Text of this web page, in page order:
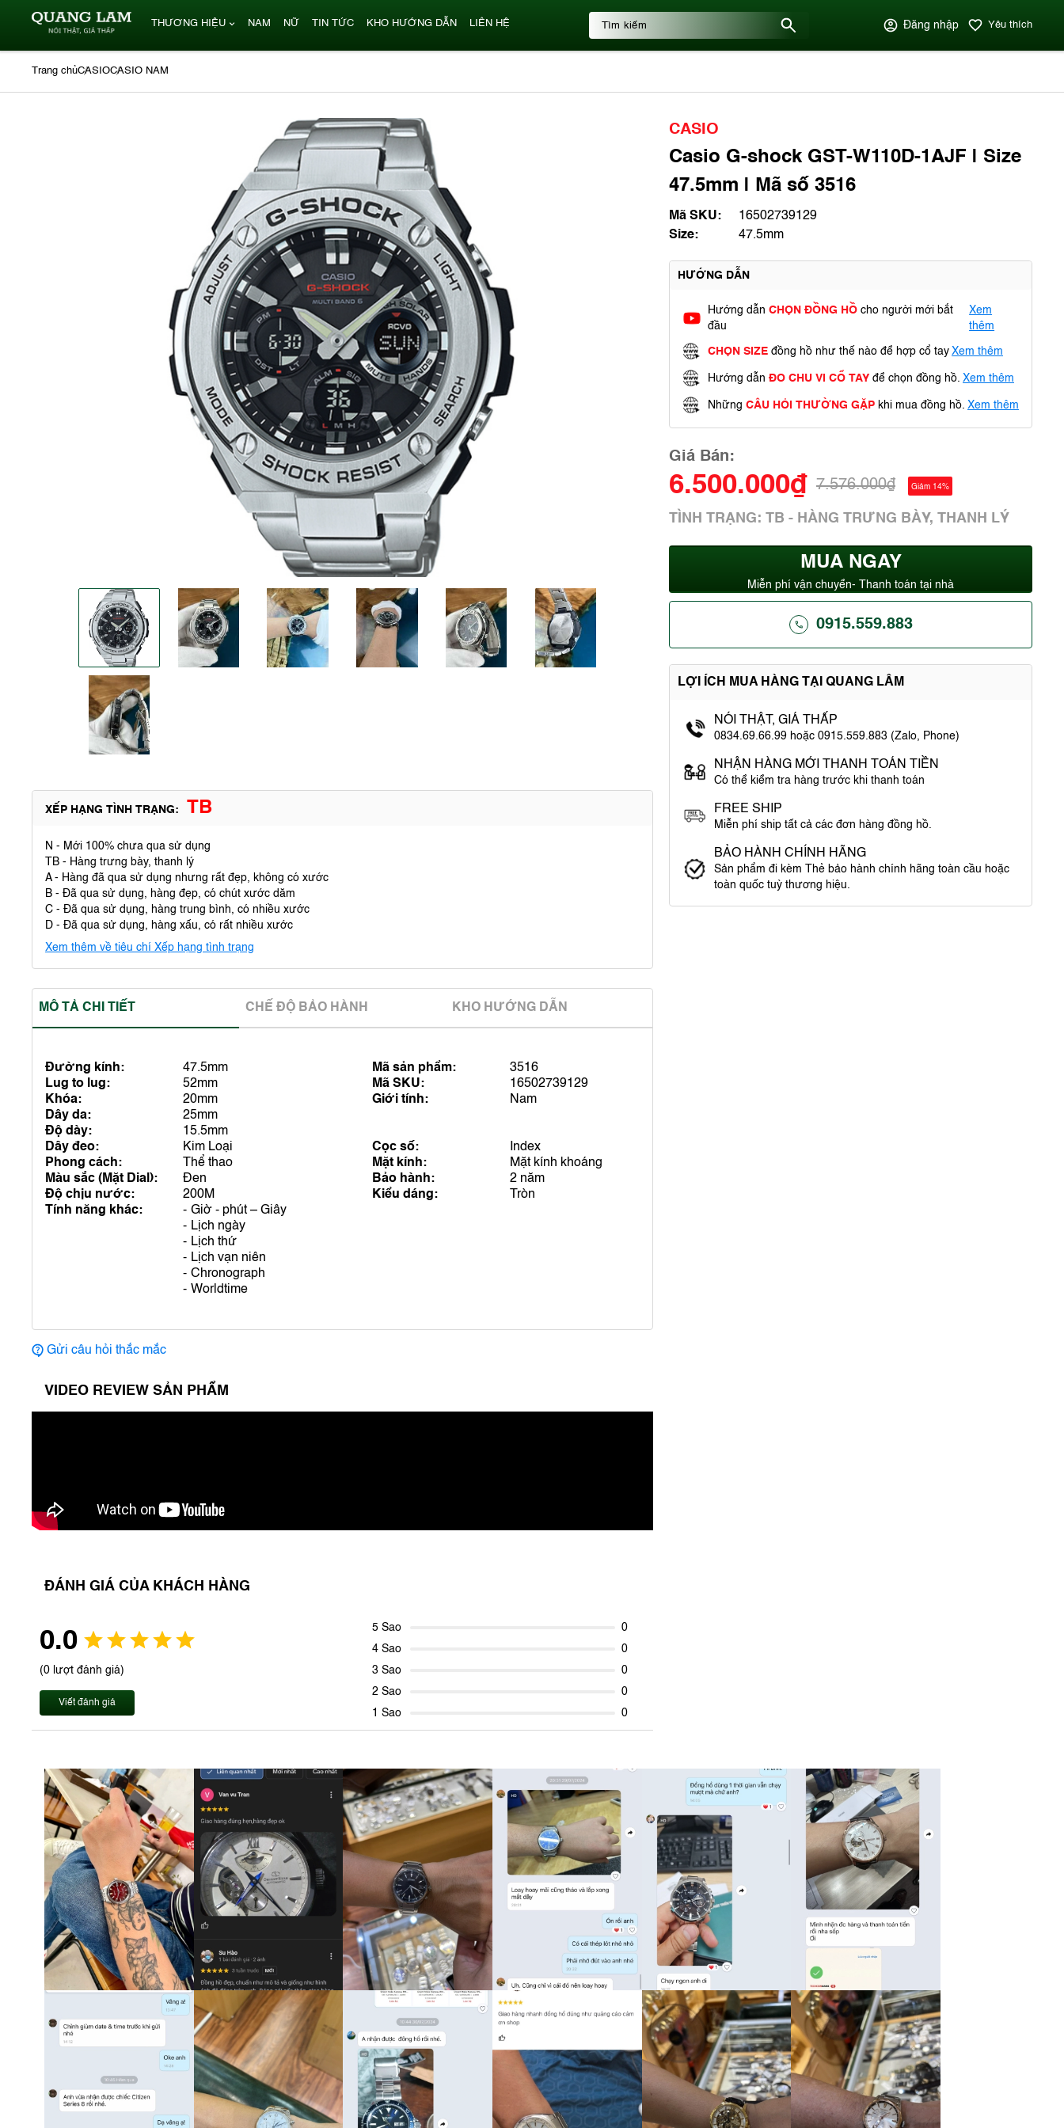
THƯƠNG HIỆU NAM NỮ TIN TỨC KHO HƯỚNG DẪN LIÊN HỆ Đăng nhập Yêu thích
Trang chủCASIOCASIO NAM
XẾP HẠNG TÌNH TRẠNG: TB
N - Mới 100% chưa qua sử dụng
TB - Hàng trưng bày, thanh lý
A - Hàng đã qua sử dụng nhưng rất đẹp, không có xước
B - Đã qua sử dụng, hàng đẹp, có chút xước dăm
C - Đã qua sử dụng, hàng trung bình, có nhiều xước
D - Đã qua sử dụng, hàng xấu, có rất nhiều xước
Xem thêm về tiêu chí Xếp hạng tình trạng
MÔ TẢ CHI TIẾT CHẾ ĐỘ BẢO HÀNH KHO HƯỚNG DẪN
Đường kính:
47.5mm
Lug to lug:
52mm
Khóa:
20mm
Dây da:
25mm
Độ dày:
15.5mm
Mã sản phẩm:
3516
Mã SKU:
16502739129
Giới tính:
Nam
Dây đeo: Kim Loại Cọc số:
Index
Phong cách:
Thể thao Mặt kính:
Mặt kính khoáng
Màu sắc (Mặt Dial):
Đen Bảo hành:
2 năm
Độ chịu nước:
200M Kiểu dáng:
Tròn
Tính năng khác:
Giờ - phút – Giây
Lịch ngày
Lịch thứ
Lịch vạn niên
Chronograph
Worldtime
Gửi câu hỏi thắc mắc
VIDEO REVIEW SẢN PHẨM
CASIO
Casio G-shock GST-W110D-1AJF | Size
47.5mm | Mã số 3516
Mã SKU:
16502739129
Size:
47.5mm
HƯỚNG DẪN
Hướng dẫn CHỌN ĐỒNG HỒ cho người mới bắt
đầu
Xem
thêm
CHỌN SIZE đồng hồ như thế nào để hợp cổ tay Xem thêm
Hướng dẫn ĐO CHU VI CỔ TAY để chọn đồng hồ. Xem thêm
Những CÂU HỎI THƯỜNG GẶP khi mua đồng hồ. Xem thêm
Giá Bán:
6.500.000₫ 7.576.000₫ Giảm 14%
TÌNH TRẠNG: TB - HÀNG TRƯNG BÀY, THANH LÝ
MUA NGAY
Miễn phí vận chuyển- Thanh toán tại nhà
0915.559.883
LỢI ÍCH MUA HÀNG TẠI QUANG LÂM
NÓI THẬT, GIÁ THẤP
0834.69.66.99 hoặc 0915.559.883 (Zalo, Phone)
NHẬN HÀNG MỚI THANH TOÁN TIỀN
Có thể kiểm tra hàng trước khi thanh toán
FREE SHIP
Miễn phí ship tất cả các đơn hàng đồng hồ.
BẢO HÀNH CHÍNH HÃNG
Sản phẩm đi kèm Thẻ bảo hành chính hãng toàn cầu hoặc
toàn quốc tuỳ thương hiệu.
ĐÁNH GIÁ CỦA KHÁCH HÀNG
0.0
(0 lượt đánh giá)
Viết đánh giá
5 Sao
0
4 Sao
0
3 Sao
0
2 Sao
0
1 Sao
0